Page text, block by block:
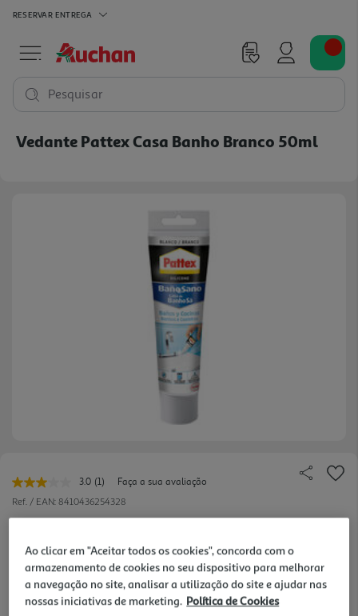
RESERVAR ENTREGA
Pesquisar
Vedante Pattex Casa Banho Branco 50ml
3.0 Leu
uma
avaliação.
a
mesma
página.
(1)
Faça a sua avaliação
Ref. / EAN: 8410436254328
4,29 €
Ao clicar em "Aceitar todos os cookies", concorda com o
armazenamento de cookies no seu dispositivo para melhorar
a navegação no site, analisar a utilização do site e ajudar nas
nossas iniciativas de marketing. Política de Cookies